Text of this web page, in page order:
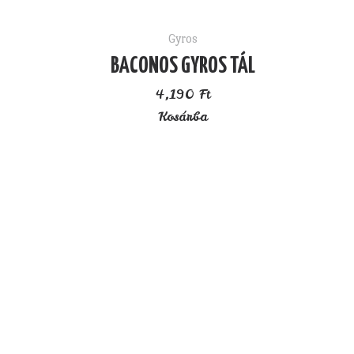
Gyros
BACONOS GYROS TÁL
4,190 Ft
Kosárba